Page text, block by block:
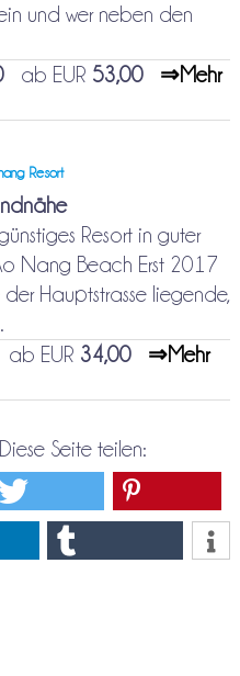
und wer neben den
ab EUR 53,00
⇒Mehr
Resort
Resort in guter
Nang Beach Erst 2017
Hauptstrasse liegende,
EUR 34,00
⇒Mehr
Diese Seite teilen: